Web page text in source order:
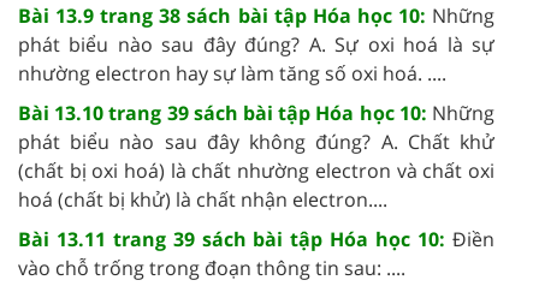
Bài 13.9 trang 38 sách bài tập Hóa học 10: Những
phát biểu nào sau đây đúng? A. Sự oxi hoá là sự
nhường electron hay sự làm tăng số oxi hoá. ....
Bài 13.10 trang 39 sách bài tập Hóa học 10: Những
phát biểu nào sau đây không đúng? A. Chất khử
(chất bị oxi hoá) là chất nhường electron và chất oxi
hoá (chất bị khử) là chất nhận electron....
Bài 13.11 trang 39 sách bài tập Hóa học 10: Điền
vào chỗ trống trong đoạn thông tin sau: ....